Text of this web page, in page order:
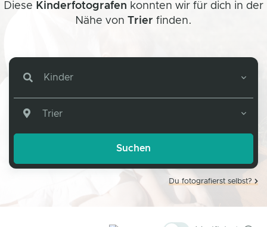
Diese Kinderfotografen konnten wir für dich in der
Nähe von Trier finden.
Kinder
Trier
Du fotografierst selbst?